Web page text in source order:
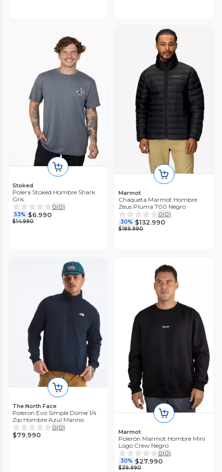
Stoked
Polera Stoked Hombre Shark
Gris
0(0)
53% $6.990
$14.990
Marmot
Chaqueta Marmot Hombre
Zeus Pluma 700 Negro
0(0)
30% $132.990
$189.990
The North Face
Poleron Evo Simple Dome 1/4
Zip Hombre Azul Marino
0(0)
$79.990 Marmot
Polerón Marmot Hombre Mini
Logo Crew Negro
0(0)
30% $27.990
$39.990